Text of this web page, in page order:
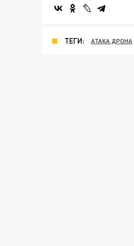
ТЕГИ: АТАКА ДРОНА